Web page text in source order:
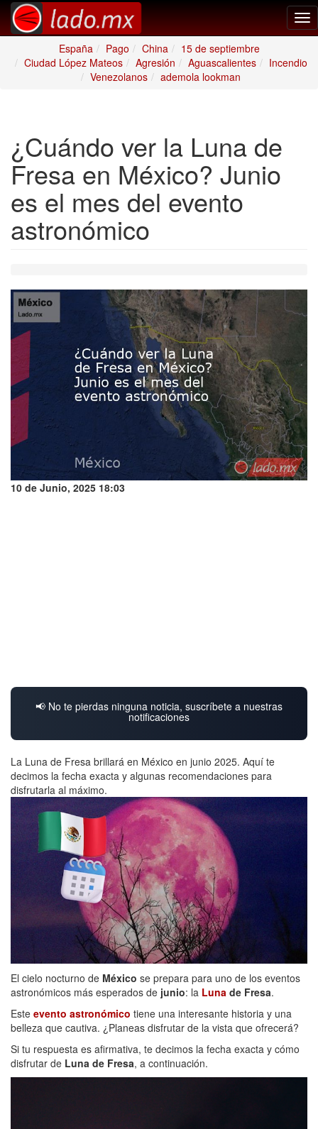
España
Pago China
15 de septiembre
Ciudad López Mateos
Agresión Aguascalientes
Incendio
Venezolanos
ademola lookman
¿Cuándo ver la Luna de
Fresa en México? Junio
es el mes del evento
astronómico
10 de Junio, 2025 18:03
📢 No te pierdas ninguna noticia, suscríbete a nuestras
notificaciones
La Luna de Fresa brillará en México en junio 2025. Aquí te
decimos la fecha exacta y algunas recomendaciones para
disfrutarla al máximo.
El cielo nocturno de México se prepara para uno de los eventos
astronómicos más esperados de junio: la Luna de Fresa.
Este evento astronómico tiene una interesante historia y una
belleza que cautiva. ¿Planeas disfrutar de la vista que ofrecerá?
Si tu respuesta es afirmativa, te decimos la fecha exacta y cómo
disfrutar de Luna de Fresa, a continuación.